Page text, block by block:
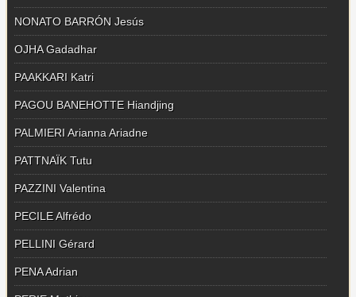
NONATO BARRÓN Jesús
OJHA Gadadhar
PAAKKARI Katri
PAGOU BANEHOTTE Hiandjing
PALMIERI Arianna Ariadne
PATTNAÏK Tutu
PAZZINI Valentina
PECILE Alfrédo
PELLINI Gérard
PENA Adrian